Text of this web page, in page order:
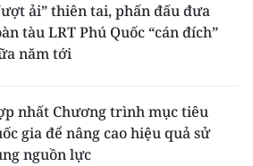
ải” thiên tai, phấn đấu đưa
tàu LRT Phú Quốc “cán đích”
năm tới
nhất Chương trình mục tiêu
gia để nâng cao hiệu quả sử
nguồn lực